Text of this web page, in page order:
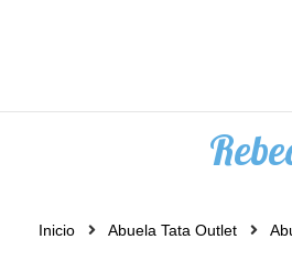
Inicio Abuela Tata Outlet